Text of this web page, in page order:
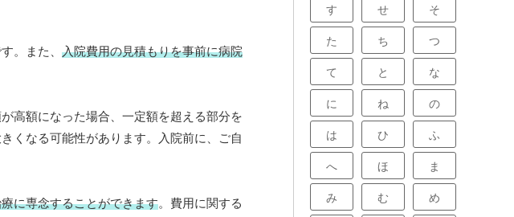
。また、 入院費用の見積もりを事前に病院
高額になった場合、一定額を超える部分を
くなる可能性があります。入院前に、ご自
に専念することができます。費用に関する
す せ そ
た ち つ
て と な
に ね の
は ひ ふ
へ ほ ま
み む め